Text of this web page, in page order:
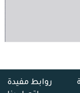
روابط مفيدة